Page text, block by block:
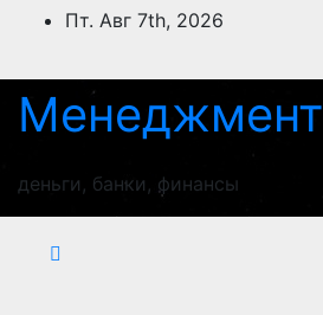
ПерейтиПт. Авг 7th, 2026
Менеджмент
деньги, банки, финансы